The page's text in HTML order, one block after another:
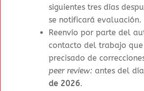
siguientes tres días
se notificará evaluación.
Reenvío por parte del
contacto del trabajo que
precisado de
peer review: antes del día
de 2026.